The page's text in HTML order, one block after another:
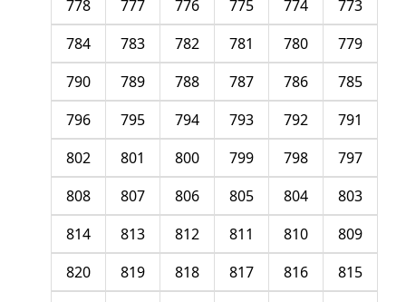
773
774
775
776
777
778
779
780
781
782
783
784
785
786
787
788
789
790
791
792
793
794
795
796
797
798
799
800
801
802
803
804
805
806
807
808
809
810
811
812
813
814
815
816
817
818
819
820